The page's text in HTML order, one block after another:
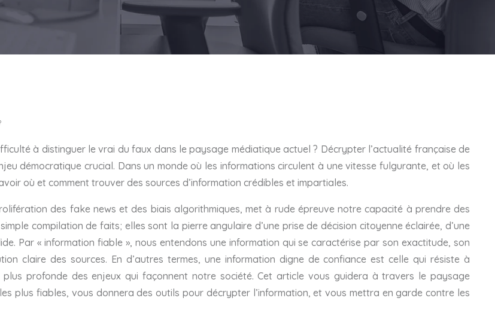
à distinguer le vrai du faux dans le paysage médiatique actuel ? Décrypter l’actualité française de
démocratique crucial. Dans un monde où les informations circulent à une vitesse fulgurante, et où les
où et comment trouver des sources d’information crédibles et impartiales.
des fake news et des biais algorithmiques, met à rude épreuve notre capacité à prendre des
compilation de faits; elles sont la pierre angulaire d’une prise de décision citoyenne éclairée, d’une
Par « information fiable », nous entendons une information qui se caractérise par son exactitude, son
claire des sources. En d’autres termes, une information digne de confiance est celle qui résiste à
plus profonde des enjeux qui façonnent notre société. Cet article vous guidera à travers le paysage
plus fiables, vous donnera des outils pour décrypter l’information, et vous mettra en garde contre les